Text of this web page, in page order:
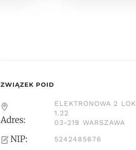
ZWIĄZEK POID
Adres:
ELEKTRONOWA 2 LOK
1.22
03-219 WARSZAWA
NIP: 5242485676